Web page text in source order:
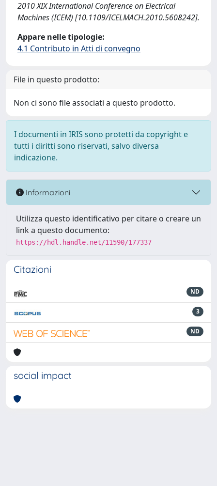
2010 XIX International Conference on Electrical
Machines (ICEM) [10.1109/ICELMACH.2010.5608242].
Appare nelle tipologie:
4.1 Contributo in Atti di convegno
File in questo prodotto:
Non ci sono file associati a questo prodotto.
I documenti in IRIS sono protetti da copyright e
tutti i diritti sono riservati, salvo diversa
indicazione.
Informazioni
Utilizza questo identificativo per citare o creare un
link a questo documento:
https://hdl.handle.net/11590/177337
Citazioni
ND
3
ND
social impact